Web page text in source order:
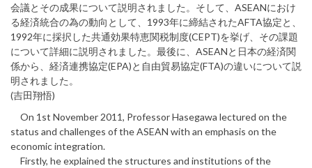
会議とその成果について説明されました。そして、ASEANにおけ
る経済統合の為の動向として、1993年に締結されたAFTA協定と、
1992年に採択した共通効果特恵関税制度(CEPT)を挙げ、その課題
について詳細に説明されました。最後に、ASEANと日本の経済関
係から、経済連携協定(EPA)と自由貿易協定(FTA)の違いについて説
明されました。
(吉田翔悟)
On 1st November 2011, Professor Hasegawa lectured on the
status and challenges of the ASEAN with an emphasis on the
economic integration.
Firstly, he explained the structures and institutions of the